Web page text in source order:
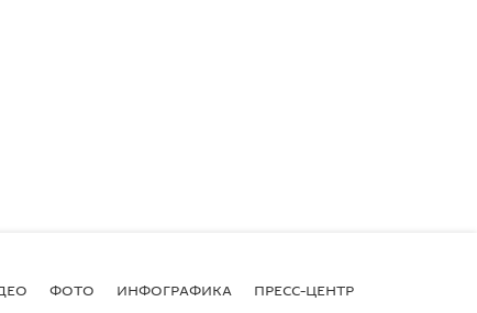
ФОТО ИНФОГРАФИКА ПРЕСС-ЦЕНТР